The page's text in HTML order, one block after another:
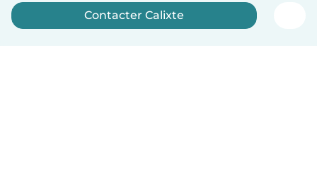
Contacter Calixte